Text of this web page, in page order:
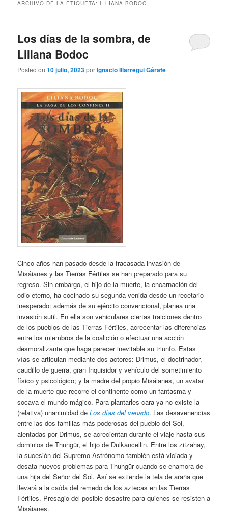
ARCHIVO DE LA ETIQUETA:LILIANA BODOC
Los días de la sombra, de
Liliana Bodoc
Posted on10 julio, 2023porIgnacio Illarregui Gárate
Cinco años han pasado desde la fracasada invasión de
Misáianes y las Tierras Fértiles se han preparado para su
regreso. Sin embargo, el hijo de la muerte, la encarnación del
odio eterno, ha cocinado su segunda venida desde un recetario
inesperado: además de su ejército convencional, planea una
invasión sutil. En ella son vehiculares ciertas traiciones dentro
de los pueblos de las Tierras Fértiles, acrecentar las diferencias
entre los miembros de la coalición o efectuar una acción
desmoralizante que haga parecer inevitable su triunfo. Estas
vías se articulan mediante dos actores: Drimus, el doctrinador,
caudillo de guerra, gran Inquisidor y vehículo del sometimiento
físico y psicológico; y la madre del propio Misáianes, un avatar
de la muerte que recorre el continente como un fantasma y
socava el mundo mágico. Para plantarles cara ya no existe la
(relativa) unanimidad deLos días del venado. Las desavenencias
entre las dos familias más poderosas del pueblo del Sol,
alentadas por Drimus, se acrecientan durante el viaje hasta sus
dominios de Thungür, el hijo de Dulkancellin. Entre los zitzahay,
la sucesión del Supremo Astrónomo también está viciada y
desata nuevos problemas para Thungür cuando se enamora de
una hija del Señor del Sol. Así se extiende la tela de araña que
llevará a la caída del remedo de los aztecas en las Tierras
Fértiles. Presagio del posible desastre para quienes se resisten a
Misáianes.